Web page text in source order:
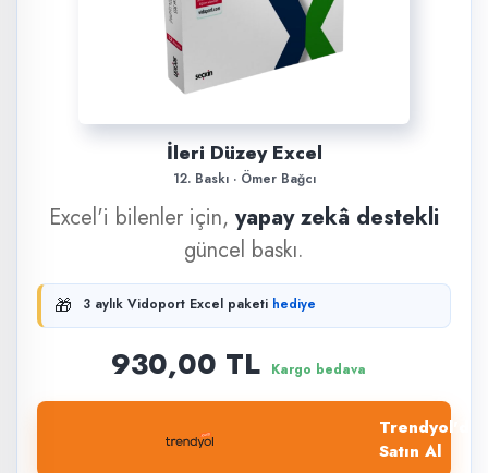
İleri Düzey Excel
12. Baskı · Ömer Bağcı
Excel'i bilenler için, yapay zekâ destekli
güncel baskı.
🎁 3 aylık Vidoport Excel paketi hediye
930,00 TL Kargo bedava
Trendyol'dan
Satın Al